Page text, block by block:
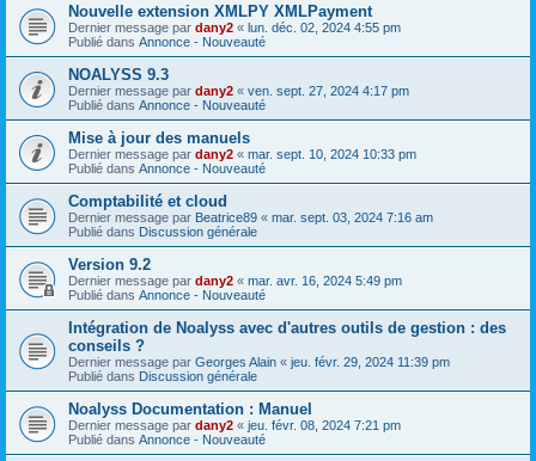
Nouvelle extension XMLPY XMLPayment
Dernier message par dany2 « lun. déc. 02, 2024 4:55 pm
Publié dans Annonce - Nouveauté
NOALYSS 9.3
Dernier message par dany2 « ven. sept. 27, 2024 4:17 pm
Publié dans Annonce - Nouveauté
Mise à jour des manuels
Dernier message par dany2 « mar. sept. 10, 2024 10:33 pm
Publié dans Annonce - Nouveauté
Comptabilité et cloud
Dernier message par Beatrice89 « mar. sept. 03, 2024 7:16 am
Publié dans Discussion générale
Version 9.2
Dernier message par dany2 « mar. avr. 16, 2024 5:49 pm
Publié dans Annonce - Nouveauté
Intégration de Noalyss avec d'autres outils de gestion : des
conseils ?
Dernier message par Georges Alain « jeu. févr. 29, 2024 11:39 pm
Publié dans Discussion générale
Noalyss Documentation : Manuel
Dernier message par dany2 « jeu. févr. 08, 2024 7:21 pm
Publié dans Annonce - Nouveauté